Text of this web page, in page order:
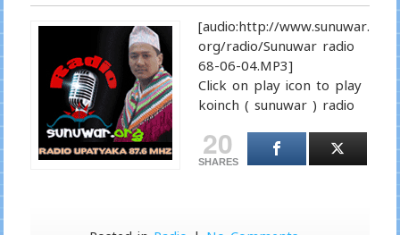
[audio:http://www.sunuwar.
org/radio/Sunuwar radio
68-06-04.MP3]
Click on play icon to play
koinch ( sunuwar ) radio
20
SHARES